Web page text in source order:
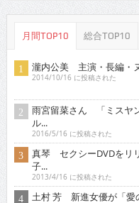
月間TOP10 総合TOP10
瀧内公美 主演・長編・
2014/10/16 に投稿された
雨宮留菜さん 「ミスヤ
ル...
2016/5/16 に投稿された
真琴 セクシーDVDをリ
子...
2013/4/16 に投稿された
土村 芳 新進女優が「愛